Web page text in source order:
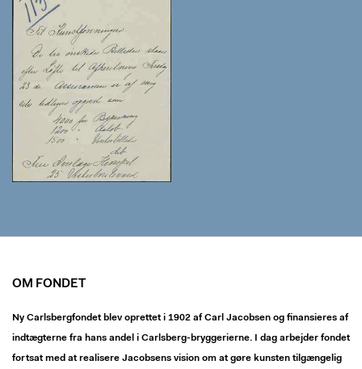
OM FONDET
Ny Carlsbergfondet blev oprettet i 1902 af Carl Jacobsen og finansieres af
indtægterne fra hans andel i Carlsberg-bryggerierne. I dag arbejder fondet
fortsat med at realisere Jacobsens vision om at gøre kunsten tilgængelig